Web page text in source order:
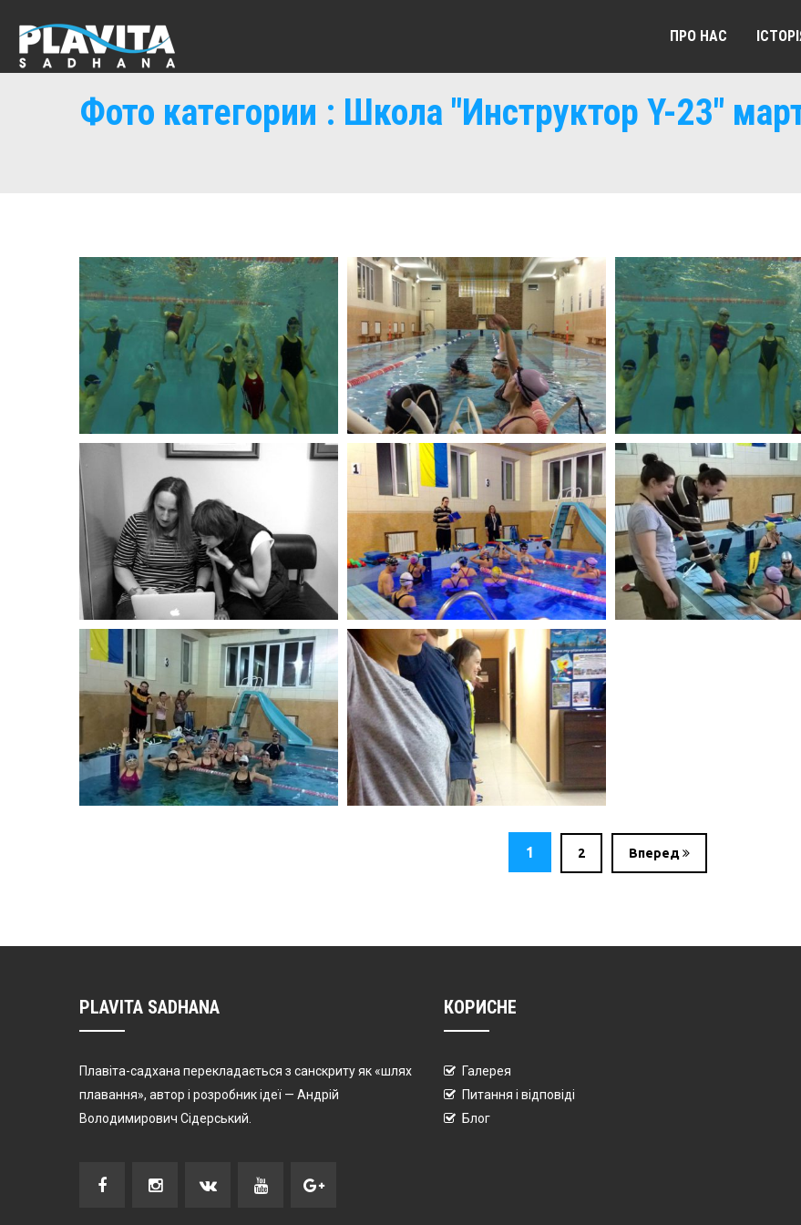
ПРО НАС
Фото категории : Школа "Инструктор Y-23"
Школа "Инструктор Y-23" Март 2016 Г. Школа "Инструктор Y-23" Март 2016 Г. Школа "Инструктор Y-23"
Школа "Инструктор Y-23" Март 2016 Г. Школа "Инструктор Y-23"
Школа "Инструктор Y-23" Март 2016 Г. Школа "Инструктор Y-23" Март 2016 Г.
1 2 Вперед
PLAVITA SADHANA
Плавіта-садхана перекладається з санскриту як «шлях
плавання», автор і розробник ідеї — Андрій
Володимирович Сідерський.
КОРИСНЕ
Галерея
Питання і відповіді
Блог